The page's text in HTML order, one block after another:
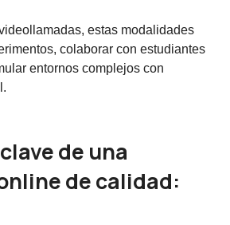
estas modalidades
colaborar con estudiantes
entornos complejos con
de una
de calidad: